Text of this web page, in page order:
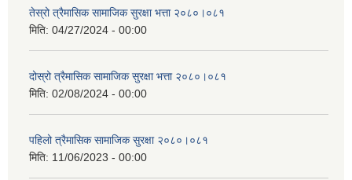
तेस्रो त्रैमासिक सामाजिक सुरक्षा भत्ता २०८०।०८१
मिति: 04/27/2024 - 00:00
दोस्रो त्रैमासिक सामाजिक सुरक्षा भत्ता २०८०।०८१
मिति: 02/08/2024 - 00:00
पहिलो त्रैमासिक सामाजिक सुरक्षा २०८०।०८१
मिति: 11/06/2023 - 00:00